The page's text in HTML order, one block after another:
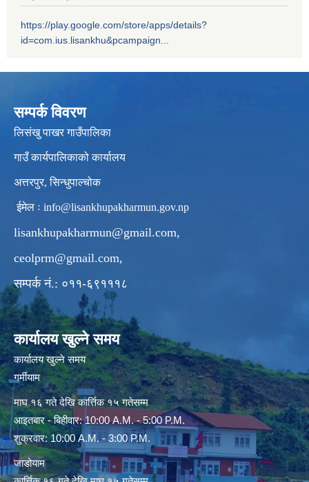
https://play.google.com/store/apps/details?
id=com.ius.lisankhu&pcampaign...
सम्पर्क विवरण
लिसंखु पाखर गाउँपालिका
गाउँ कार्यपालिकाको कार्यालय
अत्तरपुर, सिन्धुपाल्चोक
ईमेल ः info@lisankhupakharmun.gov.np
lisankhupakharmun@gmail.com,
ceolprm@gmail.com,
सम्पर्क नं.: ०११-६९१११८
कार्यालय खुल्ने समय
कार्यालय खुल्ने समय
गर्मीयाम
माघ १६ गते देखि कार्त्तिक १५ गतेसम्म
आइतबार - बिहीवार: 10:00 A.M. - 5:00 P.M.
शुक्रवार: 10:00 A.M. - 3:00 P.M.
जाडोयाम